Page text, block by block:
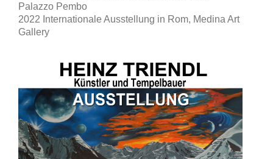
Palazzo Pembo
2022 Internationale Ausstellung in Rom, Medina Art
Gallery